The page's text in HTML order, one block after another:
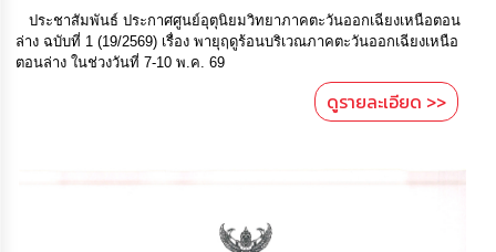
ประชาสัมพันธ์ ประกาศศูนย์อุตุนิยมวิทยาภาคตะวันออกเฉียงเหนือตอน
ล่าง ฉบับที่ 1 (19/2569) เรื่อง พายุฤดูร้อนบริเวณภาคตะวันออกเฉียงเหนือ
ตอนล่าง ในช่วงวันที่ 7-10 พ.ค. 69
ดูรายละเอียด >>